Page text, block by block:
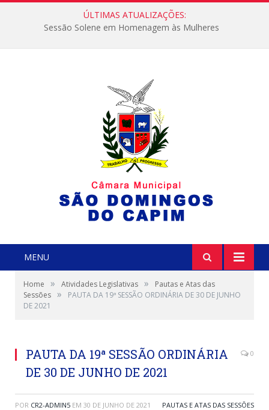
ÚLTIMAS ATUALIZAÇÕES:
Sessão Solene em Homenagem às Mulheres
MENU
Home » Atividades Legislativas »
Pautas e Atas das
Sessões »
PAUTA DA 19ª SESSÃO ORDINÁRIA DE 30 DE JUNHO
DE 2021
PAUTA DA 19ª SESSÃO ORDINÁRIA
DE 30 DE JUNHO DE 2021
0
POR CR2-ADMIN5 EM 30 DE JUNHO DE 2021 PAUTAS E ATAS DAS SESSÕES